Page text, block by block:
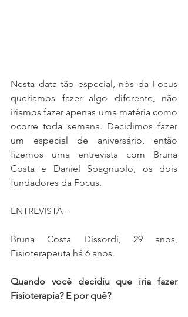
Nesta data tão especial, nós da Focus
queríamos fazer algo diferente, não
iríamos fazer apenas uma matéria como
ocorre toda semana. Decidimos fazer
um especial de aniversário, então
fizemos uma entrevista com Bruna
Costa e Daniel Spagnuolo, os dois
fundadores da Focus.
ENTREVISTA –
Bruna Costa Dissordi, 29 anos,
Fisioterapeuta há 6 anos.
Quando você decidiu que iria fazer
Fisioterapia? E por quê?